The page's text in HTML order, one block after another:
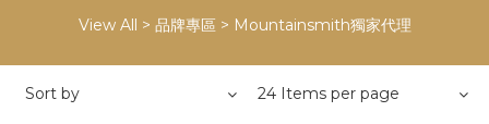
View All > 品牌專區 > Mountainsmith獨家代理
Sort by 24 Items per page